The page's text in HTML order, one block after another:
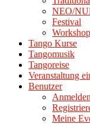
NEO/
Festival
Workshop
Tango Kurse
Tangomusik
Tangoreise
Veranstaltung
Benutzer
Anmelden
Meine